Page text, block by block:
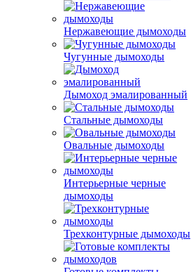
Нержавеющие дымоходы
Чугунные дымоходы
Дымоход эмалированный
Стальные дымоходы
Овальные дымоходы
Интерьерные черные
дымоходы
Трехконтурные дымоходы